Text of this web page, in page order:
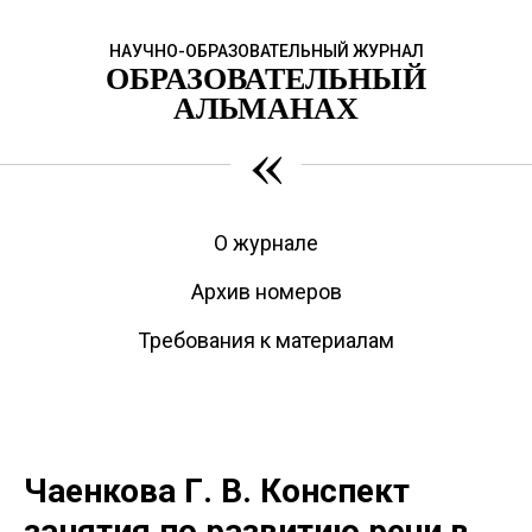
НАУЧНО-ОБРАЗОВАТЕЛЬНЫЙ ЖУРНАЛ
ОБРАЗОВАТЕЛЬНЫЙ
АЛЬМАНАХ
«
О журнале
Архив номеров
Требования к материалам
Чаенкова Г. В. Конспект